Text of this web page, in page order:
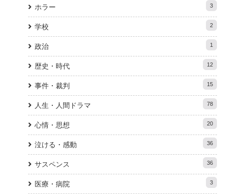
ホラー 3
学校 2
政治 1
歴史・時代 12
事件・裁判 15
人生・人間ドラマ 78
心情・思想 20
泣ける・感動 36
サスペンス 36
医療・病院 3